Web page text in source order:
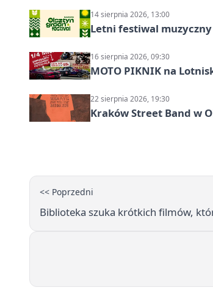
14 sierpnia 2026, 13:00
Letni festiwal
16 sierpnia 2026, 09:30
MOTO PIKNIK na
22 sierpnia 2026, 19:30
Kraków Street Band w
<< Poprzedni
Biblioteka szuka krótkich filmów,